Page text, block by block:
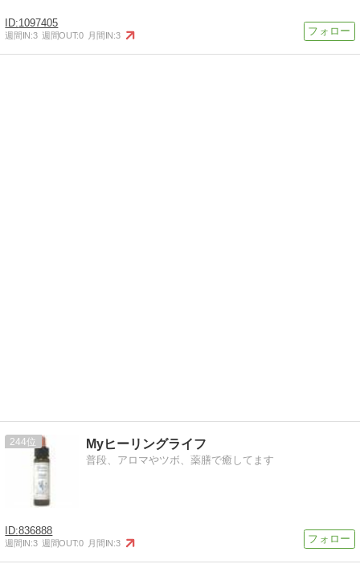
1097405
週間IN:3 週間OUT:0 月間IN:3
244 Myヒーリングライフ
普段、アロマやツボ、薬膳で癒してます
836888
週間IN:3 週間OUT:0 月間IN:3